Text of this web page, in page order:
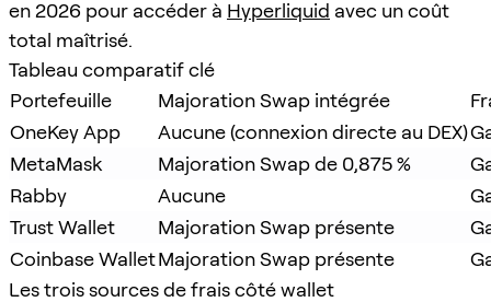
en 2026 pour accéder à Hyperliquid avec un coût
total maîtrisé.
Tableau comparatif clé
Portefeuille
Majoration Swap intégrée
OneKey App
Aucune (connexion directe au DEX)
MetaMask
Majoration Swap de 0,875 %
Rabby
Aucune
Trust Wallet
Majoration Swap présente
Coinbase WalletMajoration Swap présente
Les trois sources de frais côté wallet